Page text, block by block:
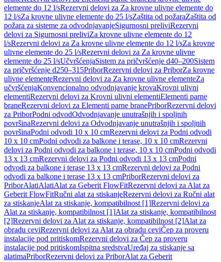
elemente do 12 l/sRezervni delovi za Za krovne ulivne elemente do
12 l/sZa krovne ulivne elemente do 25 l/sZaštita od požaraZaštita od
požara za sisteme za odvodnjavanjeSigurnosni preliviRezervni
delovi za Sigurnosni preliviZa krovne ulivne elemente do 12
l/sRezervni delovi za Za krovne ulivne elemente do 12 l/sZa krovne
ulivne elemente do 25 l/sRezervni delovi za Za krovne ulivne
elemente do 25 l/sUčvršćenjaSistem za pričvršćenje d40–200Sistem
za pričvršćenje d250–315PriborRezervni delovi za PriborZa krovne
ulivne elementeRezervni delovi za Za krovne ulivne elementeZa
učvršćenjaKonvencionalno odvodnjavanje krovaKrovni ulivni
elementiRezervni delovi za Krovni ulivni elementiElementi parne
braneRezervni delovi za Elementi parne branePriborRezervni delovi
za PriborPodni odvodOdvodnjavanje unutrašnjih i spoljnih
površinaRezervni delovi za Odvodnjavanje unutrašnjih i spoljnih
površinaPodni odvodi 10 x 10 cmRezervni delovi za Podni odvodi
10 x 10 cmPodni odvodi za balkone i terase, 10 x 10 cmRezervni
delovi za Podni odvodi za balkone i terase, 10 x 10 cmPodni odvodi
13 x 13 cmRezervni delovi za Podni odvodi 13 x 13 cmPodni
odvodi za balkone i terase 13 x 13 cmRezervni delovi za Podni
odvodi za balkone i terase 13 x 13 cmPriborRezervni delovi za
PriborAlatiAlatiAlat za Geberit FlowFitRezervni delovi za Alat za
Geberit FlowFitRučni alat za stiskanjeRezervni delovi za Ručni alat
za stiskanjeAlat za stiskanje, kompatibilnost [1]Rezervni delovi za
Alat za stiskanje, kompatibilnost [1]Alat za stiskanje, kompatibilnost
[2]Rezervni delovi za Alat za stiskanje, kompatibilnost [2]Alat za
obradu ceviRezervni delovi za Alat za obradu ceviČep za proveru
instalacije pod pritiskomRezervni delovi za Čep za proveru
instalacije pod pritiskomIspitna sredstvaUređaj za stiskanje sa
alatimaPriborRezervni delovi za PriborAlat za Geberit